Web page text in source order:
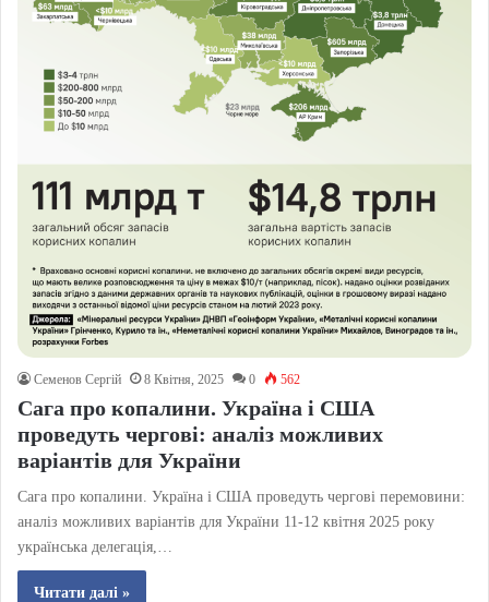
Семенов Сергій 8 Квітня, 2025 0 562
Сага про копалини. Україна і США
проведуть чергові: аналіз можливих
варіантів для України
Сага про копалини. Україна і США проведуть чергові перемовини:
аналіз можливих варіантів для України​​ 11-12 квітня 2025 року
українська делегація,…
Читати далі »